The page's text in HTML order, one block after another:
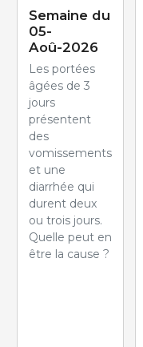
Semaine du
05-
Aoû-2026
Les portées
âgées de 3
jours
présentent
des
vomissements
et une
diarrhée qui
durent deux
ou trois jours.
Quelle peut en
être la cause ?